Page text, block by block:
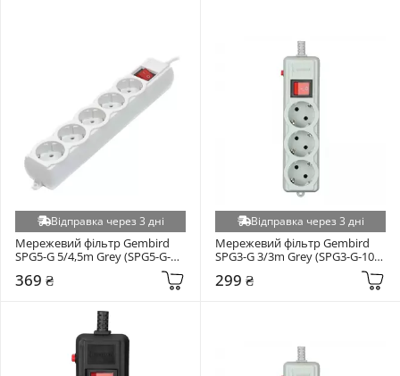
Відправка через 3 дні
Мережевий фільтр Gembird
SPG5-G 5/4,5m Grey (SPG5-G-
369 ₴
Відправка через 3 дні
Мережевий фільтр Gembird
SPG3-G 3/3m Grey (SPG3-G-10G-
299 ₴